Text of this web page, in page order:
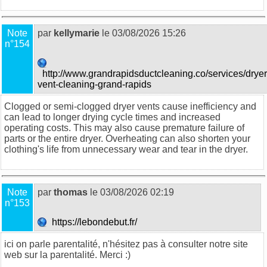
Note
n°154
par kellymarie le 03/08/2026 15:26
http://www.grandrapidsductcleaning.co/services/
vent-cleaning-grand-rapids
Clogged or semi-clogged dryer vents cause inefficiency and
can lead to longer drying cycle times and increased
operating costs. This may also cause premature failure of
parts or the entire dryer. Overheating can also shorten your
clothing's life from unnecessary wear and tear in the dryer.
Note
n°153
par thomas le 03/08/2026 02:19
https://lebondebut.fr/
ici on parle parentalité, n'hésitez pas à consulter notre site
web sur la parentalité. Merci :)